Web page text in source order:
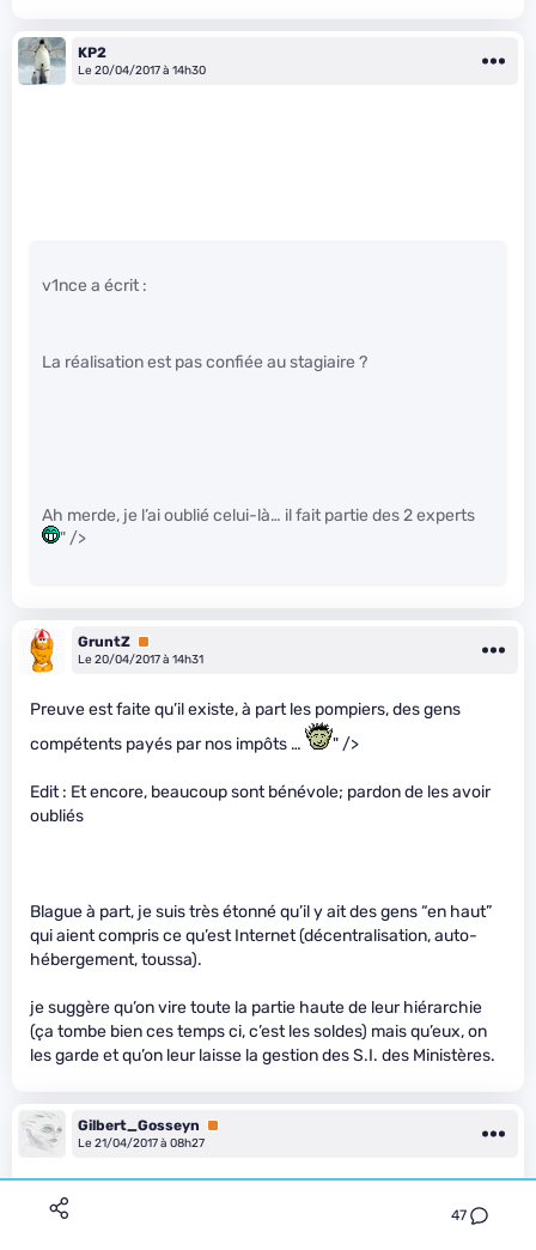
47
KP2
Le 20/04/2017 à 14h30
v1nce a écrit :
La réalisation est pas confiée au stagiaire ?
Ah merde, je l’ai oublié celui-là… il fait partie des 2 experts
" />
GruntZ Premium
Le 20/04/2017 à 14h31
Preuve est faite qu’il existe, à part les pompiers, des gens
compétents payés par nos impôts …
" />
Edit : Et encore, beaucoup sont bénévole; pardon de les avoir
oubliés
Blague à part, je suis très étonné qu’il y ait des gens “en haut”
qui aient compris ce qu’est Internet (décentralisation, auto-
hébergement, toussa).
je suggère qu’on vire toute la partie haute de leur hiérarchie
(ça tombe bien ces temps ci, c’est les soldes) mais qu’eux, on
les garde et qu’on leur laisse la gestion des S.I. des Ministères.
Gilbert_Gosseyn
Premium
Le 21/04/2017 à 08h27
Le problème est que cela fait trois ans au bas mot qu’on attend,
que rien ne bouge, et que dans dix ans on en sera au même